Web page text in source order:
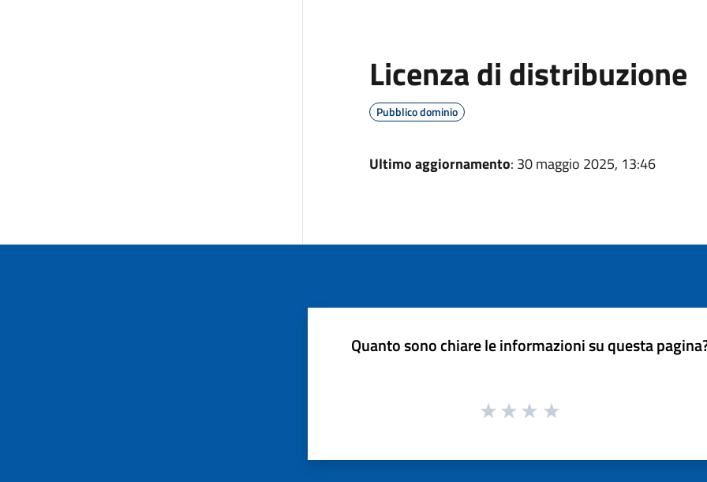
Licenza di distribuzione
Pubblico dominio
Ultimo aggiornamento: 30 maggio 2025, 13:46
Quanto sono chiare le informazioni su questa